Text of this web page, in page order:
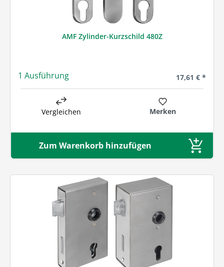
AMF Zylinder-Kurzschild 480Z
1 Ausführung Regulärer
17,61 € *
Vergleichen Merken
Zum Warenkorb hinzufügen